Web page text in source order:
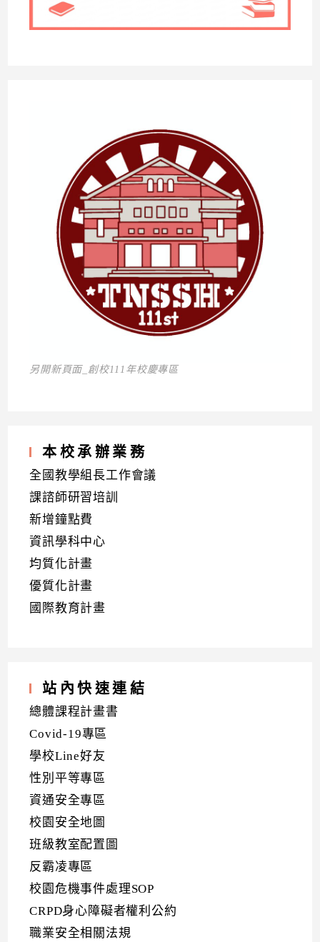
另開新頁面_創校111年校慶專區
本校承辦業務
全國教學組長工作會議
課諮師研習培訓
新增鐘點費
資訊學科中心
均質化計畫
優質化計畫
國際教育計畫
站內快速連結
總體課程計畫書
Covid-19專區
學校Line好友
性別平等專區
資通安全專區
校園安全地圖
班級教室配置圖
反霸凌專區
校園危機事件處理SOP
CRPD身心障礙者權利公約
職業安全相關法規